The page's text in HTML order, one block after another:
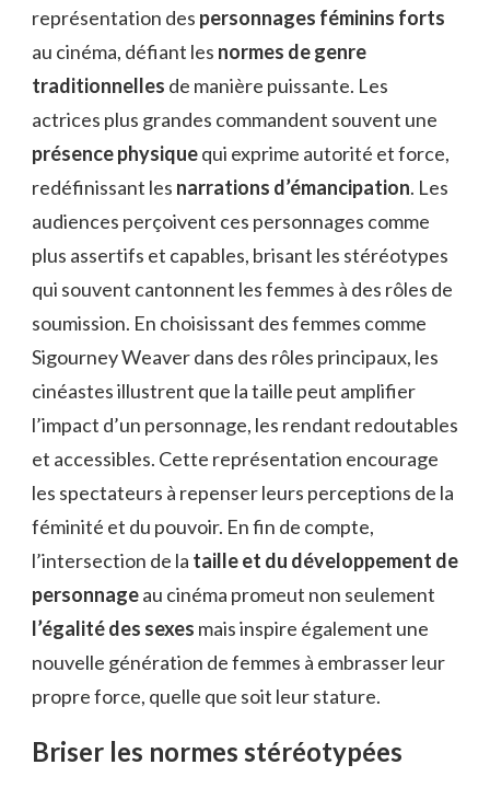
représentation des personnages féminins forts
au cinéma, défiant les normes de genre
traditionnelles de manière puissante. Les
actrices plus grandes commandent souvent une
présence physiquequi exprime autorité et force,
redéfinissant les narrations d’émancipation. Les
audiences perçoivent ces personnages comme
plus assertifs et capables, brisant les stéréotypes
qui souvent cantonnent les femmes à des rôles de
soumission. En choisissant des femmes comme
Sigourney Weaver dans des rôles principaux, les
cinéastes illustrent que la taille peut amplifier
l’impact d’un personnage, les rendant redoutables
et accessibles. Cette représentation encourage
les spectateurs à repenser leurs perceptions de la
féminité et du pouvoir. En fin de compte,
l’intersection de la taille et du développement de
personnageau cinéma promeut non seulement
l’égalité des sexes mais inspire également une
nouvelle génération de femmes à embrasser leur
propre force, quelle que soit leur stature.
Briser les normes stéréotypées